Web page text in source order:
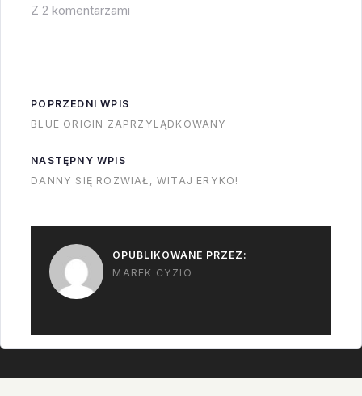
sumie było to do
Z 2 komentarzami
POPRZEDNI WPIS
BLUE ORIGIN ZAPRZYLĄDKOWANY
NASTĘPNY WPIS
DANNY SIĘ ROZWIAŁ, WITAJ ERYKO!
OPUBLIKOWANE PRZEZ:
MAREK CYZIO